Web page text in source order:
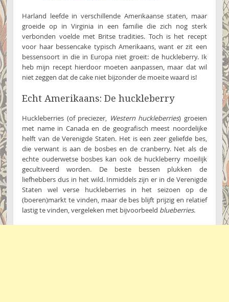
Harland leefde in verschillende Amerikaanse staten, maar
groeide op in Virginia in een familie die zich nog sterk
verbonden voelde met Britse tradities. Toch is het recept
voor haar bessencake typisch Amerikaans, want er zit een
bessensoort in die in Europa niet groeit: de huckleberry. Ik
heb mijn recept hierdoor moeten aanpassen, maar dat wil
niet zeggen dat de cake niet bijzonder de moeite waard is!
Echt Amerikaans: De huckleberry
Huckleberries (of preciezer, Western huckleberries) groeien
met name in Canada en de geografisch meest noordelijke
helft van de Verenigde Staten. Het is een zeer geliefde bes,
die verwant is aan de bosbes en de cranberry. Net als de
echte ouderwetse bosbes kan ook de huckleberry moeilijk
gecultiveerd worden. De beste bessen plukken de
liefhebbers dus in het wild. Inmiddels zijn er in de Verenigde
Staten wel verse huckleberries in het seizoen op de
(boeren)markt te vinden, maar de bes blijft prijzig en relatief
lastig te vinden, vergeleken met bijvoorbeeld blueberries.